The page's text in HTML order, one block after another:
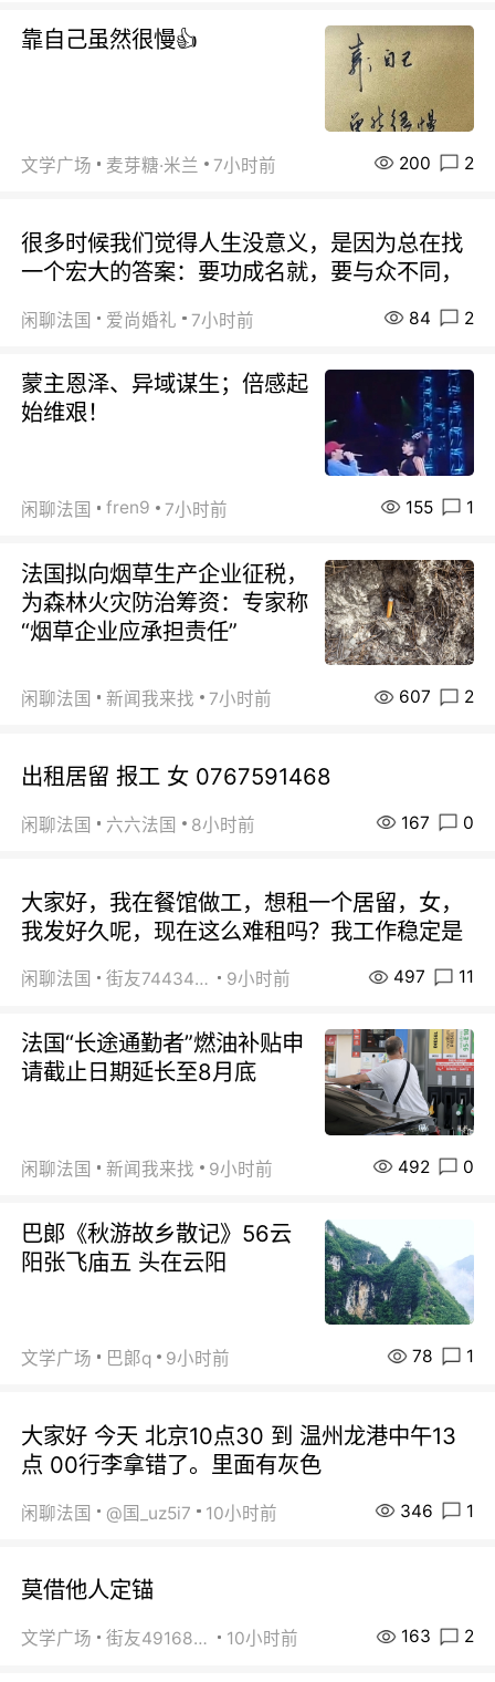
靠自己虽然很慢👍
文学广场 麦芽糖·米兰 7小时前 200 2
很多时候我们觉得人生没意义，是因为总在找
一个宏大的答案：要功成名就，要与众不同，
闲聊法国 爱尚婚礼 7小时前 84 2
蒙主恩泽、异域谋生；倍感起
始维艰！
闲聊法国 fren9 7小时前 155 1
法国拟向烟草生产企业征税，
为森林火灾防治筹资：专家称
“烟草企业应承担责任”
闲聊法国 新闻我来找 7小时前 607 2
出租居留 报工 女 0767591468
闲聊法国 六六法国 8小时前 167 0
大家好，我在餐馆做工，想租一个居留，女，
我发好久呢，现在这么难租吗？我工作稳定是
闲聊法国 街友74434350 9小时前 497 11
法国“长途通勤者”燃油补贴申
请截止日期延长至8月底
闲聊法国 新闻我来找 9小时前 492 0
巴郞《秋游故乡散记》56云
阳张飞庙五 头在云阳
文学广场 巴郞q 9小时前 78 1
大家好 今天 北京10点30 到 温州龙港中午13
点 00行李拿错了。里面有灰色
闲聊法国 @国_uz5i7 10小时前 346 1
莫借他人定锚
文学广场 街友49168527 10小时前 163 2